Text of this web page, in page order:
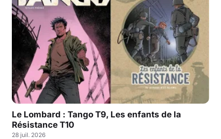
Le Lombard : Tango T9, Les enfants de la
Résistance T10
28 juil. 2026